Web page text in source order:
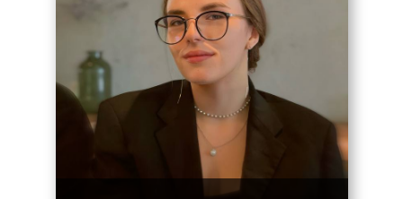
досвідом. Спеціалізується на
просуванні IT, e-commerce,
сервісних, медичних та beauty-
проєктів.